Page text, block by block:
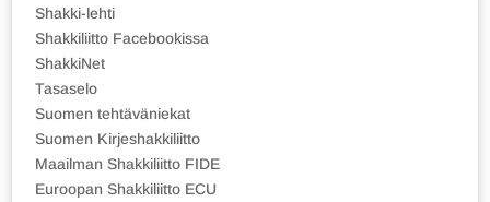
Shakki-lehti
Shakkiliitto Facebookissa
ShakkiNet
Tasaselo
Suomen tehtäväniekat
Suomen Kirjeshakkiliitto
Maailman Shakkiliitto FIDE
Euroopan Shakkiliitto ECU